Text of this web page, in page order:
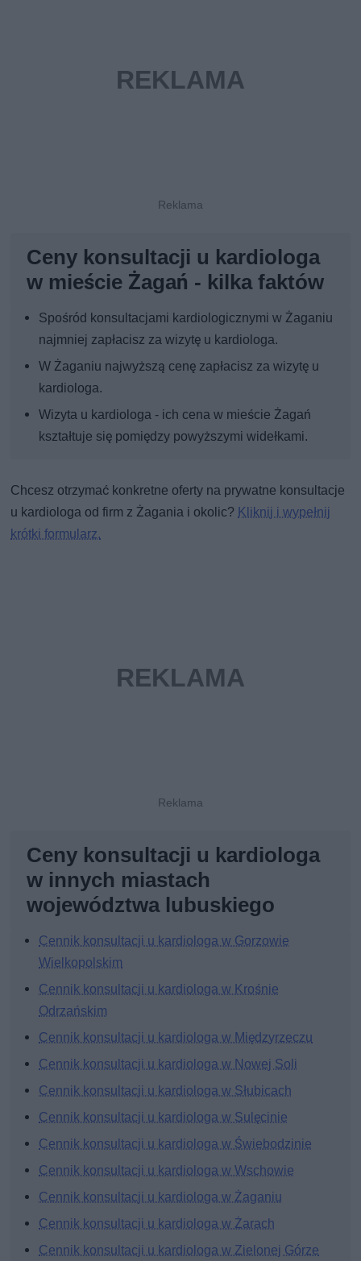
Ceny konsultacji u kardiologa
w mieście Żagań - kilka faktów
Spośród konsultacjami kardiologicznymi w Żaganiu
najmniej zapłacisz za wizytę u kardiologa.
W Żaganiu najwyższą cenę zapłacisz za wizytę u
kardiologa.
Wizyta u kardiologa - ich cena w mieście Żagań
kształtuje się pomiędzy powyższymi widełkami.
Chcesz otrzymać konkretne oferty na prywatne konsultacje
u kardiologa od firm z Żagania i okolic? Kliknij i wypełnij
krótki formularz.
Ceny konsultacji u kardiologa
w innych miastach
województwa lubuskiego
Cennik konsultacji u kardiologa w Gorzowie
Wielkopolskim
Cennik konsultacji u kardiologa w Krośnie
Odrzańskim
Cennik konsultacji u kardiologa w Międzyrzeczu
Cennik konsultacji u kardiologa w Nowej Soli
Cennik konsultacji u kardiologa w Słubicach
Cennik konsultacji u kardiologa w Sulęcinie
Cennik konsultacji u kardiologa w Świebodzinie
Cennik konsultacji u kardiologa w Wschowie
Cennik konsultacji u kardiologa w Żaganiu
Cennik konsultacji u kardiologa w Żarach
Cennik konsultacji u kardiologa w Zielonej Górze